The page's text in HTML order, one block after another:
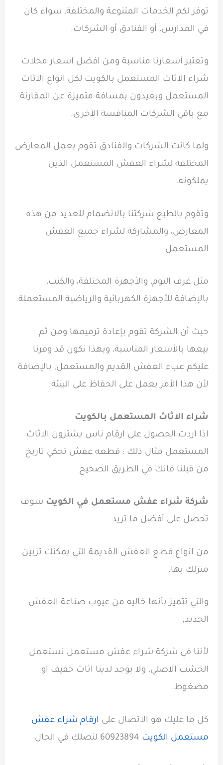
توفر لكم الخدمات المتنوعة والمختلفة, سواء كان
في المدارس، أو الفنادق أو الشركات.
وتعتبر أسعارنا مناسبة ومن افضل اسعار محلات
شراء الاثاث المستعمل بالكويت لكل انواع الاثاث
المستعمل وبعيدون بمسافة متميزة عن المقارنة
مع باقي الشركات المنافسة الأخرى.
ولما كانت الشركات والفنادق تقوم بعمل المعارض
المختلفة لشراء العفش المستعمل الذين
يملكونه.
وتقوم بالطبع شركتنا بالانضمام للعديد من هذه
المعارض، والمشاركة لشراء جميع العفش
المستعمل
مثل غرف النوم، والأجهزة المختلفة، والكنب،
بالإضافة للأجهزة الكهربائية والرياضية المستعملة.
حيث أن الشركة تقوم بإعادة ترميمها ومن ثم
بيعها بالأسعار المناسبة، وبهذا نكون قد وفرنا
عليكم عبء العفش القديم والمستعمل, بالإضافة
لأن هذا الأمر يعمل على الحفاظ على البيئة.
شراء الاثاث المستعمل بالكويت
اذا اردت الحصول على ارقام ناس يشترون الاثاث
المستعمل مثال ذلك : قطعه عفش تحكي تاريخ
من قبلنا فانك في الطريق الصحيح
شركة شراء عفش مستعمل في الكويت سوف
تحصل على أفضل ما تريد
من انواع قطع العفش القديمة التي يمكنك تزيين
منزلك بها.
والتي تتميز بأنها خاليه من عيوب صناعة العفش
الجديد,
لأننا في شركة شراء عفش مستعمل نستعمل
الخشب الاصلي, ولا يوجد لدينا اثاث خفيف او
مضغوط.
كل ما عليك هو الاتصال على ارقام شراء عفش
مستعمل الكويت